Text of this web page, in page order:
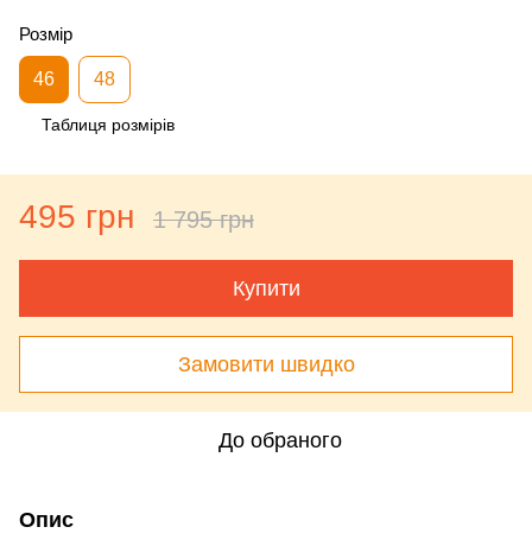
Розмір
46 48
Таблиця розмірів
495 грн 1 795 грн
Купити
Замовити швидко
До обраного
Опис